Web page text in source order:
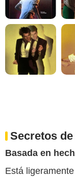
Secretos
Basada en
Está